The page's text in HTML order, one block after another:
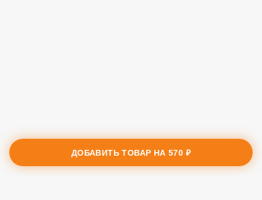
ДОБАВИТЬ ТОВАР НА570 ₽